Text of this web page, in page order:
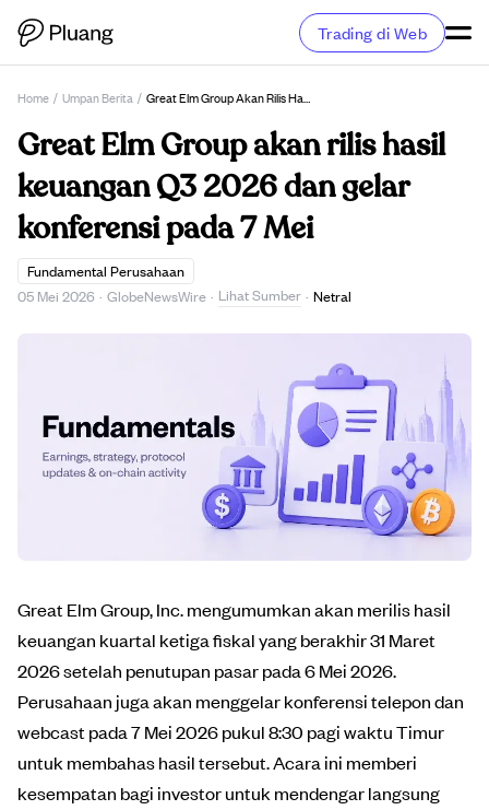
Trading di Web
Home / Umpan Berita / Great Elm Group Akan Rilis Hasil Keuangan Q3 2026 Dan Gelar Konferensi Pada 7 Mei
Great Elm Group akan rilis hasil
keuangan Q3 2026 dan gelar
konferensi pada 7 Mei
Fundamental Perusahaan
05 Mei 2026 · GlobeNewsWire · Lihat Sumber · Netral
Great Elm Group, Inc. mengumumkan akan merilis hasil
keuangan kuartal ketiga fiskal yang berakhir 31 Maret
2026 setelah penutupan pasar pada 6 Mei 2026.
Perusahaan juga akan menggelar konferensi telepon dan
webcast pada 7 Mei 2026 pukul 8:30 pagi waktu Timur
untuk membahas hasil tersebut. Acara ini memberi
kesempatan bagi investor untuk mendengar langsung